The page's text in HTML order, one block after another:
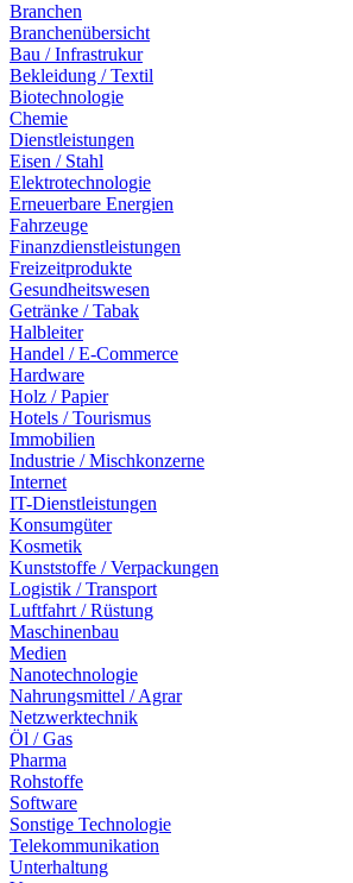
Branchen
Branchenübersicht
Bau / Infrastrukur
Bekleidung / Textil
Biotechnologie
Chemie
Dienstleistungen
Eisen / Stahl
Elektrotechnologie
Erneuerbare Energien
Fahrzeuge
Finanzdienstleistungen
Freizeitprodukte
Gesundheitswesen
Getränke / Tabak
Halbleiter
Handel / E-Commerce
Hardware
Holz / Papier
Hotels / Tourismus
Immobilien
Industrie / Mischkonzerne
Internet
IT-Dienstleistungen
Konsumgüter
Kosmetik
Kunststoffe / Verpackungen
Logistik / Transport
Luftfahrt / Rüstung
Maschinenbau
Medien
Nanotechnologie
Nahrungsmittel / Agrar
Netzwerktechnik
Öl / Gas
Pharma
Rohstoffe
Software
Sonstige Technologie
Telekommunikation
Unterhaltung